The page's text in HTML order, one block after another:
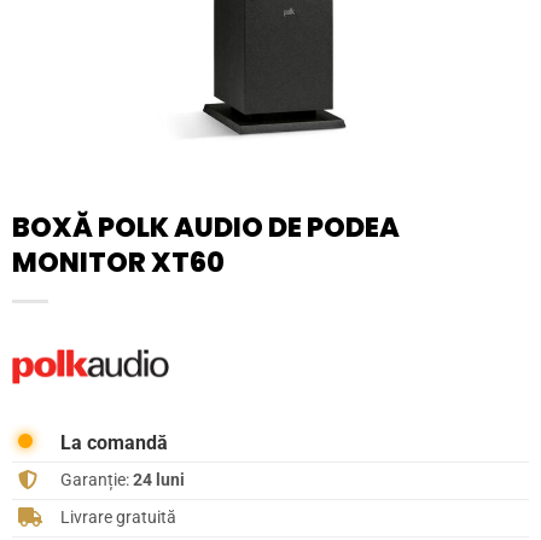
BOXĂ POLK AUDIO DE PODEA
MONITOR XT60
La comandă
Garanție:24 luni
Livrare gratuită